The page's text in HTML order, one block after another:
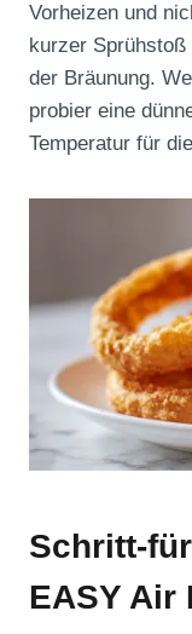
Vorheizen und
kurzer
der Bräunung.
probier eine
Temperatur für
Schritt-
EASY Air